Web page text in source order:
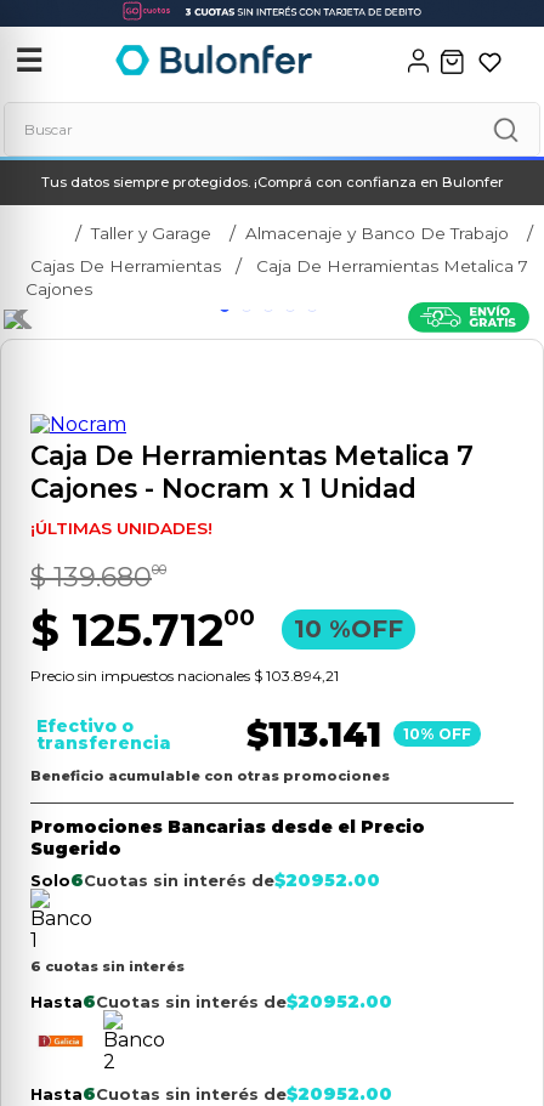
☰
Buscar
Tus datos siempre protegidos. ¡Comprá con confianza en Bulonfer
Taller y Garage
Almacenaje y Banco De Trabajo
Cajas De Herramientas
Caja De Herramientas Metalica 7
Cajones
Caja De Herramientas Metalica 7
Cajones - Nocram x 1 Unidad
¡ÚLTIMAS UNIDADES!
$ 139.68000
$ 125.71200 10 %OFF
Precio sin impuestos nacionales $ 103.894,21
Efectivo o
transferencia $113.141 10% OFF
Beneficio acumulable con otras promociones
Promociones Bancarias desde el Precio
Sugerido
Solo6Cuotas sin interés de$20952.00
6 cuotas sin interés
Hasta6Cuotas sin interés de$20952.00
Hasta6Cuotas sin interés de$20952.00
Términos más buscados
soldadora
2.
neo
6
hidrolavadora
7.
multicortadora
8.
compresor
9 .
aspiradora
10
allen